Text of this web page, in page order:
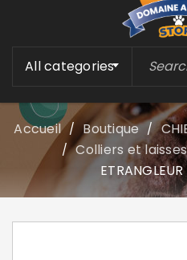
All categories
Accueil / Boutique /
/ Colliers et